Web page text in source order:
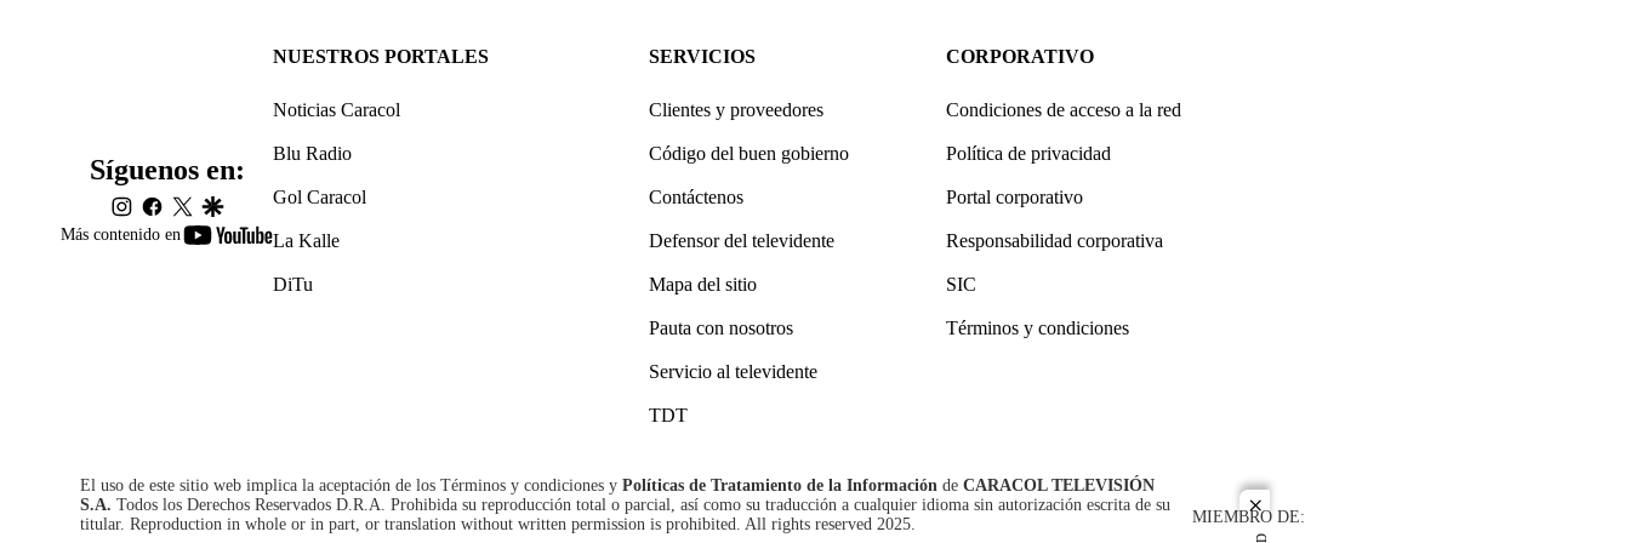
close
Más contenido en
youtube-
Síguenos en:
instagram
facebook
twittergoogle
NUESTROS PORTALES
Noticias Caracol
Blu Radio
Gol Caracol
La Kalle
DiTu
SERVICIOS
Clientes y proveedores
Código del buen gobierno
Contáctenos
Defensor del televidente
Mapa del sitio
Pauta con nosotros
Servicio al televidente
TDT
CORPORATIVO
Condiciones de acceso a la red
Política de privacidad
Portal corporativo
Responsabilidad corporativa
SIC
Términos y condiciones
El uso de este sitio web implica la aceptación de los Términos y condiciones y Políticas de Tratamiento de la Información de CARACOL TELEVISIÓN
S.A. Todos los Derechos Reservados D.R.A. Prohibida su reproducción total o parcial, así como su traducción a cualquier idioma sin autorización escrita de su
titular. Reproduction in whole or in part, or translation without written permission is prohibited. All rights reserved 2025.
MIEMBRO DE: